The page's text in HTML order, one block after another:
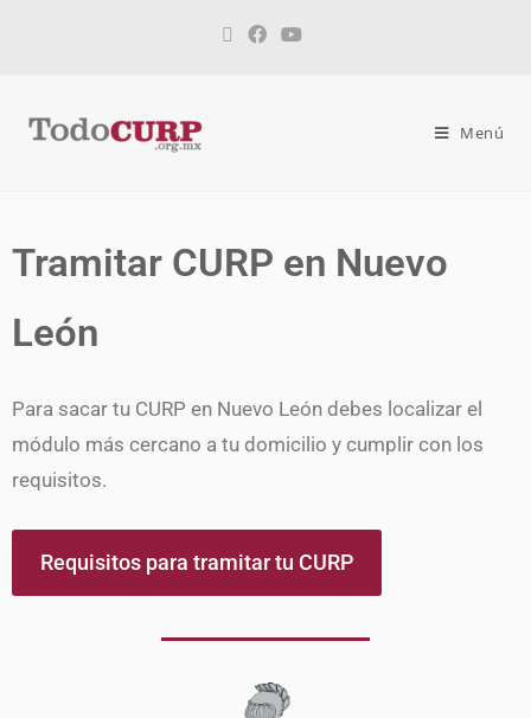
Menú
Tramitar CURP en Nuevo
León
Para sacar tu CURP en Nuevo León debes localizar el
módulo más cercano a tu domicilio y cumplir con los
requisitos.
Requisitos para tramitar tu CURP